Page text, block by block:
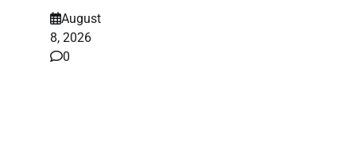
August
8, 2026
0